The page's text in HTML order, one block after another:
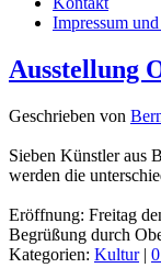
Impressum
Ausstellung
Geschrieben von
Sieben Künstler aus
werden die
Eröffnung: Freitag
Begrüßung durch
Kategorien: Kultur|